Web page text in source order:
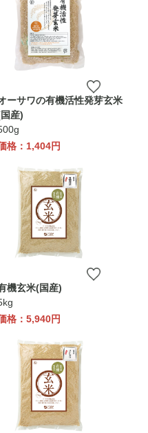
ーサワの有機活性発芽玄米
産)
格：1,404円
機玄米(国産)
格：5,940円